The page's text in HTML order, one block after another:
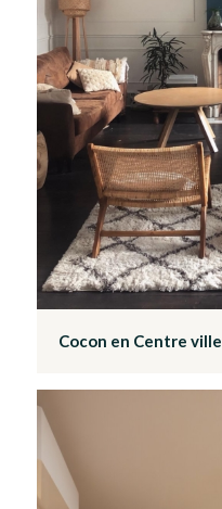
Cocon en Centre ville